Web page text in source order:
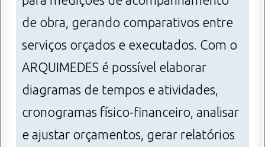
de obra, gerando comparativos entre
serviços orçados e executados. Com o
ARQUIMEDES é possível elaborar
diagramas de tempos e atividades,
cronogramas físico-financeiro, analisar
e ajustar orçamentos, gerar relatórios